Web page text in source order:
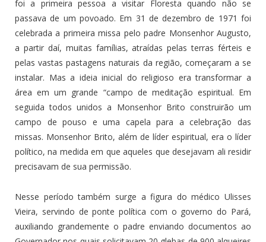
foi a primeira pessoa a visitar Floresta quando não se
passava de um povoado. Em 31 de dezembro de 1971 foi
celebrada a primeira missa pelo padre Monsenhor Augusto,
a partir daí, muitas famílias, atraídas pelas terras férteis e
pelas vastas pastagens naturais da região, começaram a se
instalar. Mas a ideia inicial do religioso era transformar a
área em um grande “campo de meditação espiritual. Em
seguida todos unidos a Monsenhor Brito construirão um
campo de pouso e uma capela para a celebração das
missas. Monsenhor Brito, além de líder espiritual, era o líder
político, na medida em que aqueles que desejavam ali residir
precisavam de sua permissão.
Nesse período também surge a figura do médico Ulisses
Vieira, servindo de ponte política com o governo do Pará,
auxiliando grandemente o padre enviando documentos ao